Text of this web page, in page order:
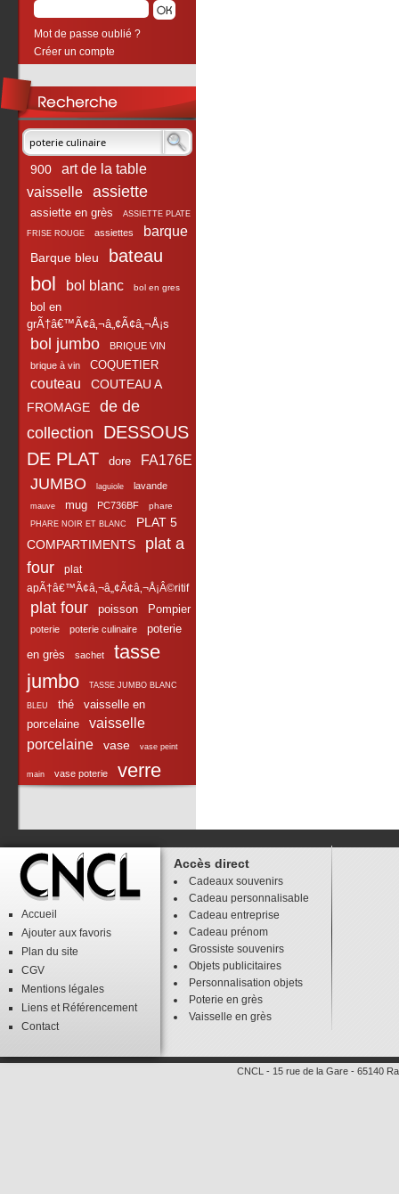
Mot de passe oublié ?
Créer un compte
900
art de la table
vaisselle
assiette
assiette en grès ASSIETTE PLATE
FRISE ROUGE assiettes barque
Barque bleu bateau
bol bol blanc bol en gres
bol en
grÃ†â€™Ã¢â‚¬â„¢Ã¢â‚¬Å¡s
bol jumbo
BRIQUE VIN
brique à vin
COQUETIER
couteau
COUTEAU A
FROMAGE
de de
collection
DESSOUS
DE PLAT
dore FA176E
JUMBO laguiole lavande
mauve mug PC736BF phare
PHARE NOIR ET BLANC
PLAT 5
COMPARTIMENTS
plat a
four
plat
apÃ†â€™Ã¢â‚¬â„¢Ã¢â‚¬Å¡Â©ritif
plat four poisson Pompier
poterie poterie culinaire
poterie
en grès
sachet
tasse
jumbo
TASSE JUMBO BLANC
BLEU thé
vaisselle en
porcelaine
vaisselle
porcelaine
vase vase peint
main vase poterie verre
Accueil
Ajouter aux favoris
Plan du site
CGV
Mentions légales
Liens et Référencement
Contact
Accès direct
Cadeaux souvenirs
Cadeau personnalisable
Cadeau entreprise
Cadeau prénom
Grossiste souvenirs
Objets publicitaires
Personnalisation objets
Poterie en grès
Vaisselle en grès
CNCL - 15 rue de la Gare - 65140